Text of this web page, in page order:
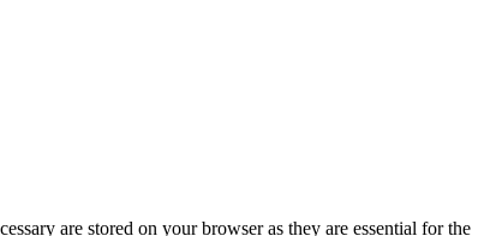
are stored on your browser as they are essential for the